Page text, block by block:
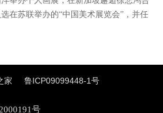
在苏联举办的“中国美术展览会”，并任
家 鲁ICP09099448-1号
号